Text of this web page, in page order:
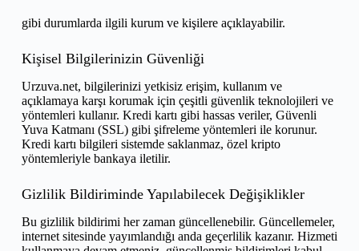
gibi durumlarda ilgili kurum ve kişilere açıklayabilir.
Kişisel Bilgilerinizin Güvenliği
Urzuva.net, bilgilerinizi yetkisiz erişim, kullanım ve
açıklamaya karşı korumak için çeşitli güvenlik teknolojileri ve
yöntemleri kullanır. Kredi kartı gibi hassas veriler, Güvenli
Yuva Katmanı (SSL) gibi şifreleme yöntemleri ile korunur.
Kredi kartı bilgileri sistemde saklanmaz, özel kripto
yöntemleriyle bankaya iletilir.
Gizlilik Bildiriminde Yapılabilecek Değişiklikler
Bu gizlilik bildirimi her zaman güncellenebilir. Güncellemeler,
internet sitesinde yayımlandığı anda geçerlilik kazanır. Hizmeti